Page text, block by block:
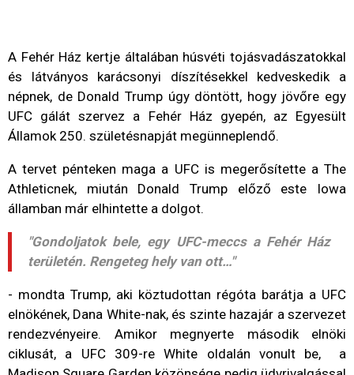
A Fehér Ház kertje általában húsvéti tojásvadászatokkal
és látványos karácsonyi díszítésekkel kedveskedik a
népnek, de Donald Trump úgy döntött, hogy jövőre egy
UFC gálát szervez a Fehér Ház gyepén, az Egyesült
Államok 250. születésnapját megünneplendő.
A tervet pénteken maga a UFC is megerősítette a The
Athleticnek, miután Donald Trump előző este Iowa
államban már elhintette a dolgot.
"Gondoljatok bele, egy UFC-meccs a Fehér Ház
területén. Rengeteg hely van ott…"
- mondta Trump, aki köztudottan régóta barátja a UFC
elnökének, Dana White-nak, és szinte hazajár a szervezet
rendezvényeire. Amikor megnyerte második elnöki
ciklusát, a UFC 309-re White oldalán vonult be, a